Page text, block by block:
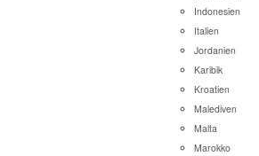
Indonesien
Italien
Jordanien
Karibik
Kroatien
Malediven
Malta
Marokko